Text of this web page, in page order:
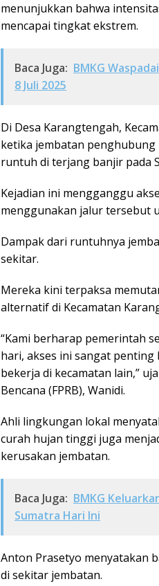
menunjukkan bahwa
mencapai tingkat ekstrem.
Baca Juga: BMKG
8 Juli 2025
Di Desa Karangtengah,
ketika jembatan penghubung
runtuh di terjang banjir pada
Kejadian ini mengganggu
menggunakan jalur tersebut
Dampak dari runtuhnya
sekitar.
Mereka kini terpaksa
alternatif di Kecamatan
“Kami berharap pemerintah
hari, akses ini sangat
bekerja di kecamatan lain,”
Bencana (FPRB), Wanidi.
Ahli lingkungan lokal
curah hujan tinggi juga
kerusakan jembatan.
Baca Juga: BMKG
Sumatra Hari Ini
Anton Prasetyo menyatakan
di sekitar jembatan.